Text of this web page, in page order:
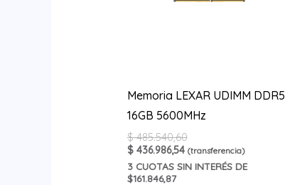
Memoria LEXAR UDIMM DDR5
16GB 5600MHz
$485.540,60
$436.986,54 (transferencia)
3CUOTAS SIN INTERÉS DE
$161.846,87